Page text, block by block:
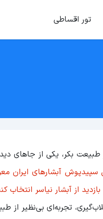
تور اقساطی
بی‌نظیر از طبیعت بکر،
آبشارهای ایران
از آبشار نیاسر انتخاب
تجربه‌ای بی‌نظیر از